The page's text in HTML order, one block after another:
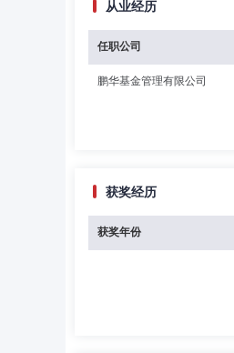
从业经历
任职公司
鹏华基金管理有限公司
获奖经历
获奖年份